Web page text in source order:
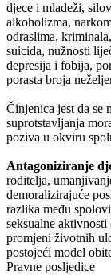
djece i mladeži,
alkoholizma,
odraslima,
suicida, nužnosti
depresija i fobija,
porasta broja
Činjenica jest da se
suprotstavljanja
poziva u okviru
Antagoniziranje
roditelja,
demoralizirajuće
razlika među
seksualne
promjeni životnih
postojeći model
Pravne posljedice